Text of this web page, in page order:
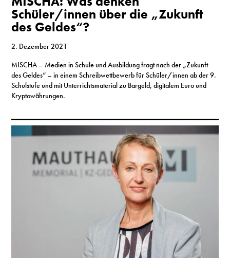
Schüler/innen über die „Zukunft
des Geldes“?
2. Dezember 2021
MISCHA – Medien in Schule und Ausbildung fragt nach der „Zukunft
des Geldes“ – in einem Schreibwettbewerb für Schüler/innen ab der 9.
Schulstufe und mit Unterrichtsmaterial zu Bargeld, digitalem Euro und
Kryptowährungen.